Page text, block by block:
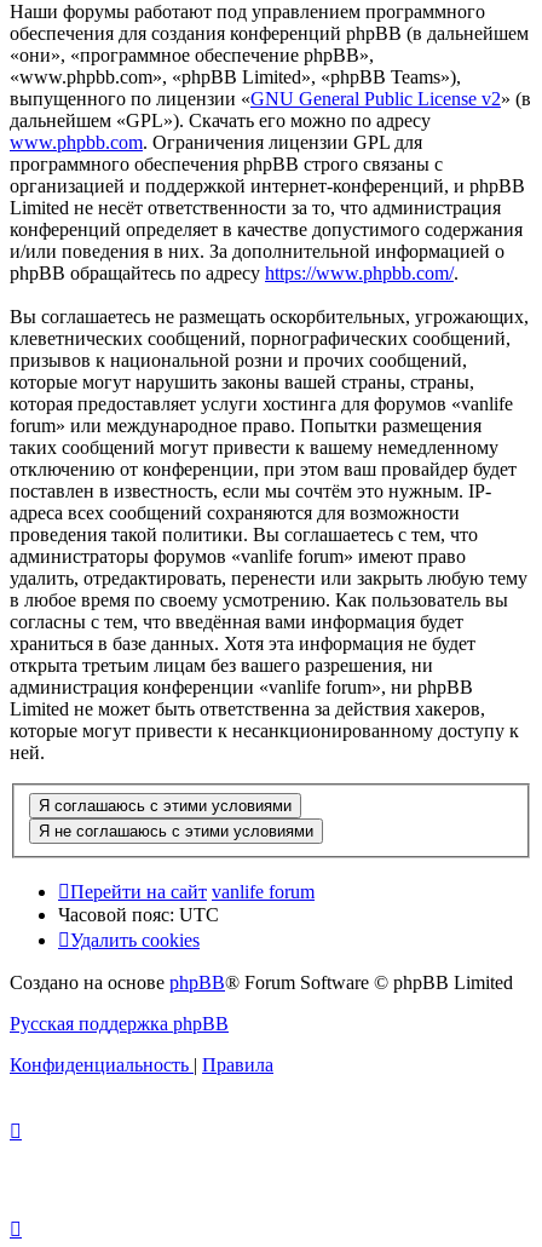
Наши форумы работают под управлением программного
обеспечения для создания конференций phpBB (в дальнейшем
«они», «программное обеспечение phpBB»,
«www.phpbb.com», «phpBB Limited», «phpBB Teams»),
выпущенного по лицензии «GNU General Public License v2» (в
дальнейшем «GPL»). Скачать его можно по адресу
www.phpbb.com. Ограничения лицензии GPL для
программного обеспечения phpBB строго связаны с
организацией и поддержкой интернет-конференций, и phpBB
Limited не несёт ответственности за то, что администрация
конференций определяет в качестве допустимого содержания
и/или поведения в них. За дополнительной информацией о
phpBB обращайтесь по адресу https://www.phpbb.com/.
Вы соглашаетесь не размещать оскорбительных, угрожающих,
клеветнических сообщений, порнографических сообщений,
призывов к национальной розни и прочих сообщений,
которые могут нарушить законы вашей страны, страны,
которая предоставляет услуги хостинга для форумов «vanlife
forum» или международное право. Попытки размещения
таких сообщений могут привести к вашему немедленному
отключению от конференции, при этом ваш провайдер будет
поставлен в известность, если мы сочтём это нужным. IP-
адреса всех сообщений сохраняются для возможности
проведения такой политики. Вы соглашаетесь с тем, что
администраторы форумов «vanlife forum» имеют право
удалить, отредактировать, перенести или закрыть любую тему
в любое время по своему усмотрению. Как пользователь вы
согласны с тем, что введённая вами информация будет
храниться в базе данных. Хотя эта информация не будет
открыта третьим лицам без вашего разрешения, ни
администрация конференции «vanlife forum», ни phpBB
Limited не может быть ответственна за действия хакеров,
которые могут привести к несанкционированному доступу к
ней.
Перейти на сайт vanlife forum
Часовой пояс: UTC
Удалить cookies
Создано на основе phpBB® Forum Software © phpBB Limited
Русская поддержка phpBB
Конфиденциальность | Правила